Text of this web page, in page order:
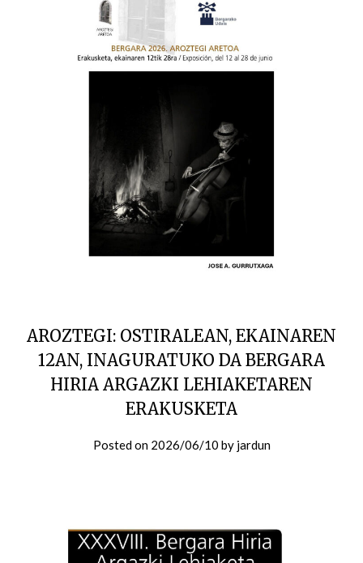
AROZTEGI: OSTIRALEAN, EKAINAREN
12AN, INAGURATUKO DA BERGARA
HIRIA ARGAZKI LEHIAKETAREN
ERAKUSKETA
Posted on 2026/06/10 by jardun